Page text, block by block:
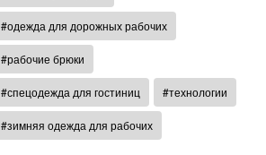
#одежда для дорожных рабочих
#рабочие брюки
#спецодежда для гостиниц #технологии
#зимняя одежда для рабочих